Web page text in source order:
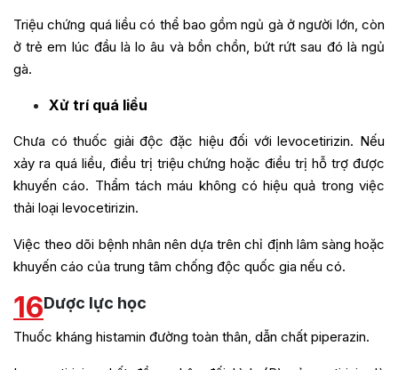
Triệu chứng quá liều có thể bao gồm ngủ gà ở người lớn, còn
ở trẻ em lúc đầu là lo âu và bồn chồn, bứt rứt sau đó là ngủ
gà.
Xử trí quá liều
Chưa có thuốc giải độc đặc hiệu đối với levocetirizin. Nếu
xảy ra quá liều, điều trị triệu chứng hoặc điều trị hỗ trợ được
khuyến cáo. Thẩm tách máu không có hiệu quả trong việc
thải loại levocetirizin.
Việc theo dõi bệnh nhân nên dựa trên chỉ định lâm sàng hoặc
khuyến cáo của trung tâm chống độc quốc gia nếu có.
16Dược lực học
Thuốc kháng histamin đường toàn thân, dẫn chất piperazin.